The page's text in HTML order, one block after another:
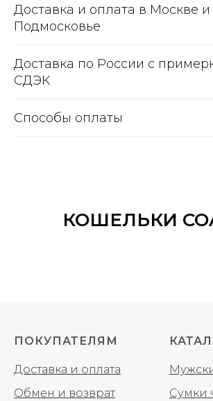
Доставка и оплата в Москве и
Подмосковье
Доставка по России с
СДЭК
Способы оплаты
КОШЕЛЬКИ
ПОКУПАТЕЛЯМ
Доставка и оплата
Обмен и возврат
Сумки